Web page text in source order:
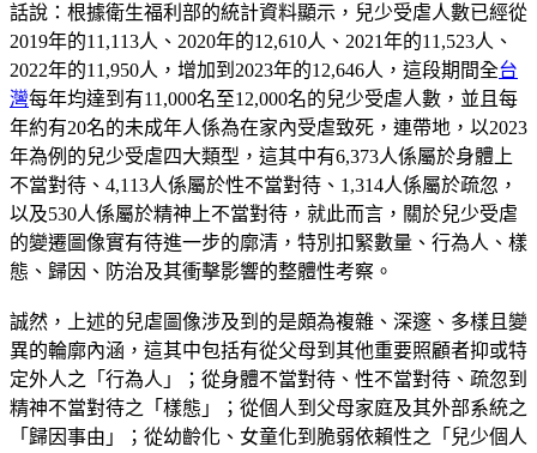
話說：根據衛生福利部的統計資料顯示，兒少受虐人數已經從
2019年的11,113人、2020年的12,610人、2021年的11,523人、
2022年的11,950人，增加到2023年的12,646人，這段期間全台
灣每年均達到有11,000名至12,000名的兒少受虐人數，並且每
年約有20名的未成年人係為在家內受虐致死，連帶地，以2023
年為例的兒少受虐四大類型，這其中有6,373人係屬於身體上
不當對待、4,113人係屬於性不當對待、1,314人係屬於疏忽，
以及530人係屬於精神上不當對待，就此而言，關於兒少受虐
的變遷圖像實有待進一步的廓清，特別扣緊數量、行為人、樣
態、歸因、防治及其衝擊影響的整體性考察。
誠然，上述的兒虐圖像涉及到的是頗為複雜、深邃、多樣且變
異的輪廓內涵，這其中包括有從父母到其他重要照顧者抑或特
定外人之「行為人」；從身體不當對待、性不當對待、疏忽到
精神不當對待之「樣態」；從個人到父母家庭及其外部系統之
「歸因事由」；從幼齡化、女童化到脆弱依賴性之「兒少個人